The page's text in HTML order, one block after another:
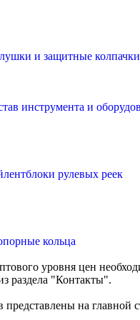
и защитные колпачки
инструмента и
рулевых реек
кольца
уровня цен
раздела "Контакты".
на главной